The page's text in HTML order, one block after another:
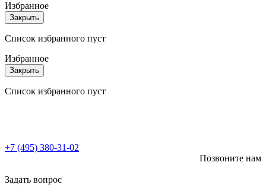
Избранное
Закрыть
Список избранного пуст
Избранное
Закрыть
Список избранного пуст
+7 (495) 380-31-02
Позвоните нам
Задать вопрос